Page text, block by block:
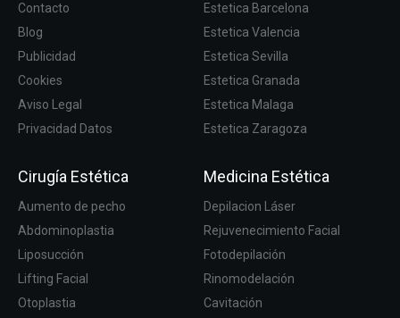
Contacto
Blog
Publicidad
Cookies
Aviso Legal
Privacidad Datos
Estetica Barcelona
Estetica Valencia
Estetica Sevilla
Estetica Granada
Estetica Malaga
Estetica Zaragoza
Cirugía Estética
Aumento de pecho
Abdominoplastia
Liposucción
Lifting Facial
Otoplastia
Medicina Estética
Depilacion Láser
Rejuvenecimiento Facial
Fotodepilación
Rinomodelación
Cavitación